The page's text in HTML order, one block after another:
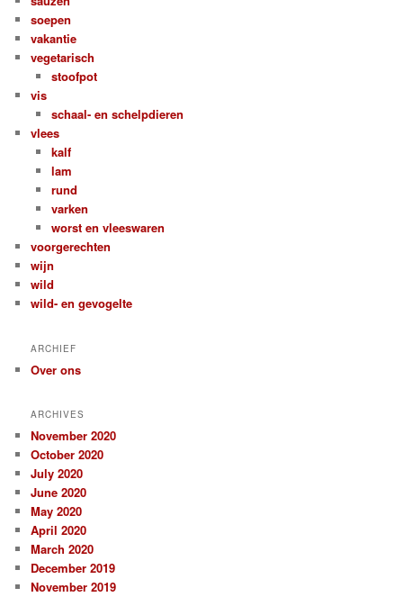
soepen
vakantie
vegetarisch
stoofpot
vis
schaal- en schelpdieren
vlees
kalf
lam
rund
varken
worst en vleeswaren
voorgerechten
wijn
wild
wild- en gevogelte
ARCHIEF
Over ons
ARCHIVES
November 2020
October 2020
July 2020
June 2020
May 2020
April 2020
March 2020
December 2019
November 2019